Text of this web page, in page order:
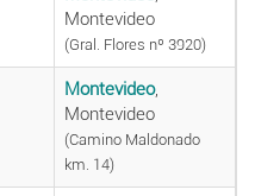
Montevideo
(Gral. Flores nº 3920)
Montevideo,
Montevideo
(Camino Maldonado
km. 14)